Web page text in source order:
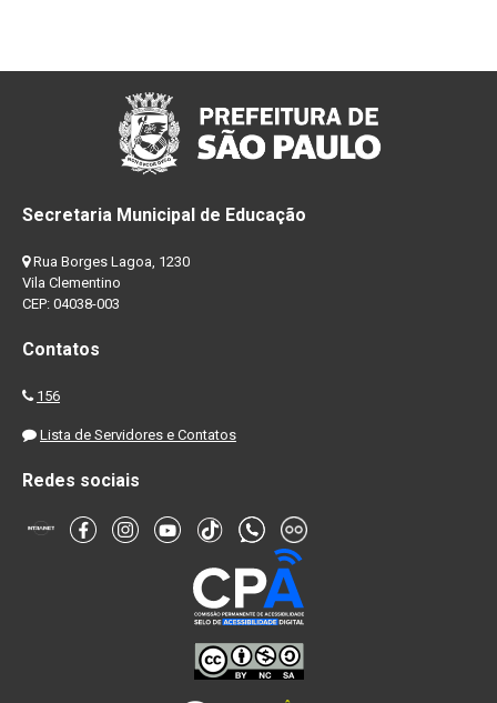
Secretaria Municipal de Educação
Rua Borges Lagoa, 1230
Vila Clementino
CEP: 04038-003
Contatos
156
Lista de Servidores e Contatos
Redes sociais